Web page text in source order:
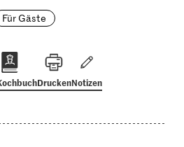
Für Gäste
DruckenNotizen